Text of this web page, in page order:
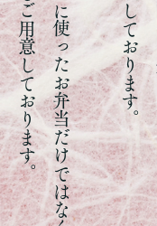
頂戴しております。
ご用意しております。